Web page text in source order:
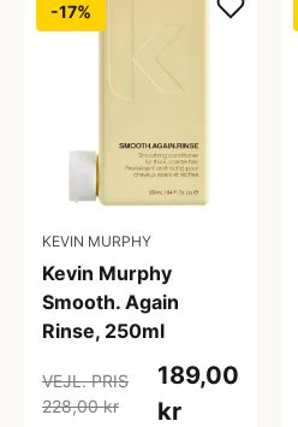
-17%
KEVIN MURPHY
Kevin Murphy
Smooth. Again
Rinse, 250ml
VEJL. PRIS
228,00 kr
189,00
kr